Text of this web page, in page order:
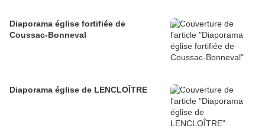
Diaporama église fortifiée de
Coussac-Bonneval
Diaporama église de LENCLOÎTRE